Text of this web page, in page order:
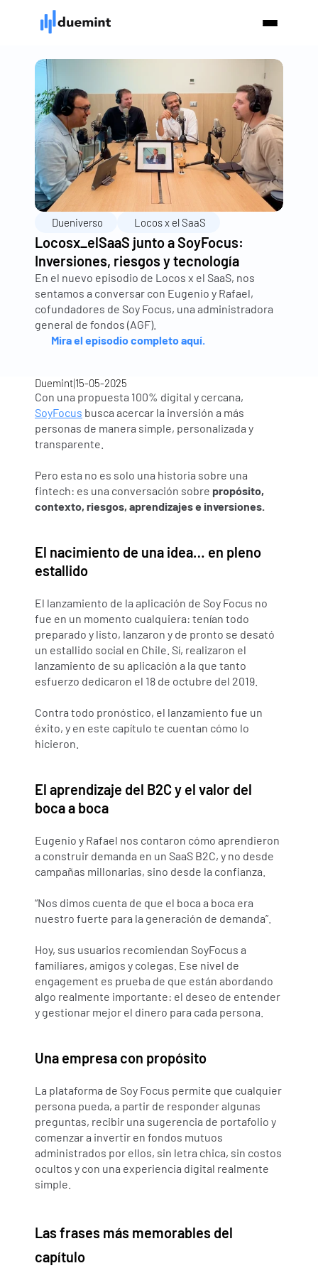
Dueniverso Locos x el SaaS
Locosx_elSaaS junto a SoyFocus:
Inversiones, riesgos y tecnología
En el nuevo episodio de Locos x el SaaS, nos
sentamos a conversar con Eugenio y Rafael,
cofundadores de Soy Focus, una administradora
general de fondos (AGF).
Mira el episodio completo aquí.
Duemint|15-05-2025
SoyFocus busca acercar la inversión a más
personas de manera simple, personalizada y
transparente.
Pero esta no es solo una historia sobre una
fintech: es una conversación sobre propósito,
contexto, riesgos, aprendizajes e inversiones.
El nacimiento de una idea… en pleno
estallido
El lanzamiento de la aplicación de Soy Focus no
fue en un momento cualquiera: tenían todo
preparado y listo, lanzaron y de pronto se desató
un estallido social en Chile. Sí, realizaron el
lanzamiento de su aplicación a la que tanto
esfuerzo dedicaron el 18 de octubre del 2019.
Contra todo pronóstico, el lanzamiento fue un
éxito, y en este capítulo te cuentan cómo lo
hicieron.
El aprendizaje del B2C y el valor del
boca a boca
Eugenio y Rafael nos contaron cómo aprendieron
a construir demanda en un SaaS B2C, y no desde
campañas millonarias, sino desde la confianza.
“Nos dimos cuenta de que el boca a boca era
nuestro fuerte para la generación de demanda”.
Hoy, sus usuarios recomiendan SoyFocus a
familiares, amigos y colegas. Ese nivel de
engagement es prueba de que están abordando
algo realmente importante: el deseo de entender
y gestionar mejor el dinero para cada persona.
Una empresa con propósito
La plataforma de Soy Focus permite que cualquier
persona pueda, a partir de responder algunas
preguntas, recibir una sugerencia de portafolio y
comenzar a invertir en fondos mutuos
administrados por ellos, sin letra chica, sin costos
ocultos y con una experiencia digital realmente
simple.
Las frases más memorables del
capítulo